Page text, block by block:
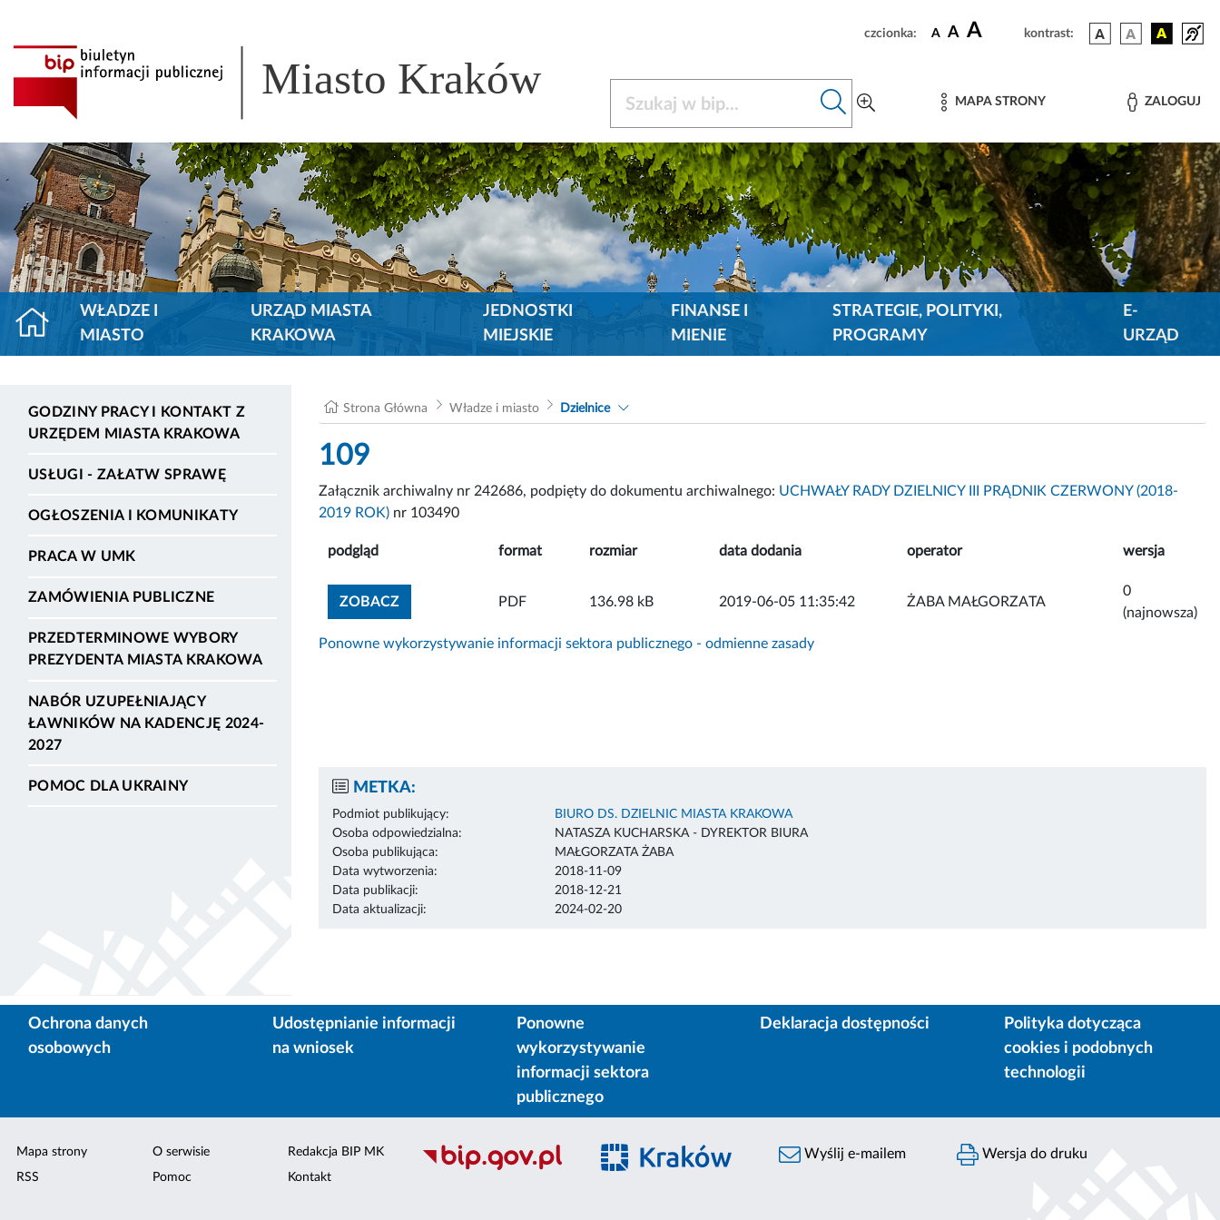
czcionka: A A A kontrast:
Miasto Kraków MAPA STRONY ZALOGUJ
WŁADZE I
MIASTO
URZĄD MIASTA
KRAKOWA
JEDNOSTKI
MIEJSKIE
FINANSE I
MIENIE
STRATEGIE, POLITYKI,
PROGRAMY
E-
URZĄD
GODZINY PRACY I KONTAKT Z
URZĘDEM MIASTA KRAKOWA
USŁUGI - ZAŁATW SPRAWĘ
OGŁOSZENIA I KOMUNIKATY
PRACA W UMK
ZAMÓWIENIA PUBLICZNE
PRZEDTERMINOWE WYBORY
PREZYDENTA MIASTA KRAKOWA
NABÓR UZUPEŁNIAJĄCY
ŁAWNIKÓW NA KADENCJĘ 2024-
2027
POMOC DLA UKRAINY
Strona Główna Władze i miasto Dzielnice
109
Załącznik archiwalny nr 242686, podpięty do dokumentu archiwalnego: UCHWAŁY RADY DZIELNICY III PRĄDNIK CZERWONY (2018-
2019 ROK) nr 103490
podgląd format rozmiar data dodania operator wersja
ZOBACZZOBACZ ZAŁĄCZNIK
PDF 136.98 kB 2019-06-05 11:35:42 ŻABA MAŁGORZATA
0
(najnowsza)
Ponowne wykorzystywanie informacji sektora publicznego - odmienne zasady
METKA:
Podmiot publikujący:
BIURO DS. DZIELNIC MIASTA KRAKOWA
Osoba odpowiedzialna:
NATASZA KUCHARSKA - DYREKTOR BIURA
Osoba publikująca:
MAŁGORZATA ŻABA
Data wytworzenia:
2018-11-09
Data publikacji:
2018-12-21
Data aktualizacji:
2024-02-20
Ochrona danych
osobowych
Udostępnianie informacji
na wniosek
Ponowne
wykorzystywanie
informacji sektora
publicznego
Deklaracja dostępności
Polityka dotycząca
cookies i podobnych
technologii
Mapa strony
RSS
O serwisie
Pomoc
Redakcja BIP MK
Kontakt
Wyślij e-mailem Wersja do druku